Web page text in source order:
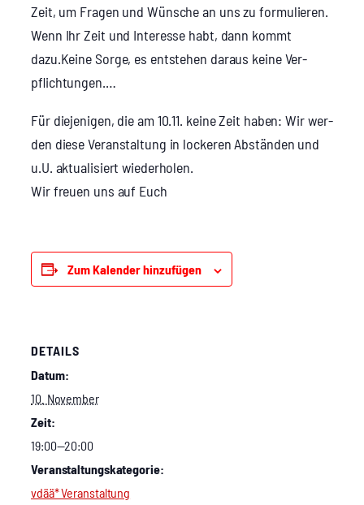
Zeit, um Fra­gen und Wün­sche an uns zu for­mu­lie­ren.
Wenn Ihr Zeit und Inter­es­se habt, dann kommt
dazu.Keine Sor­ge, es ent­ste­hen dar­aus kei­ne Ver­
pflich­tun­gen.…
Für die­je­ni­gen, die am 10.11. kei­ne Zeit haben: Wir wer­
den die­se Ver­an­stal­tung in locke­ren Abstän­den und
u.U. aktua­li­siert wie­der­ho­len.
Wir freu­en uns auf Euch
Zum Kalender hinzufügen
DETAILS
Datum:
10. November
Zeit:
19:00—20:00
Veranstaltungskategorie:
vdää* Veranstaltung